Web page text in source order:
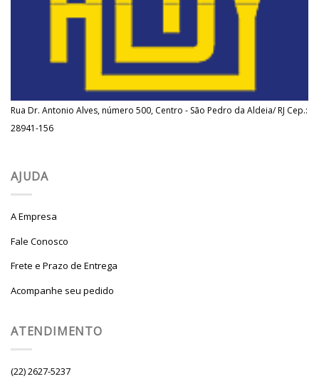
Rua Dr. Antonio Alves, número 500, Centro - São Pedro da Aldeia/ RJ Cep.:
28941-156
AJUDA
A Empresa
Fale Conosco
Frete e Prazo de Entrega
Acompanhe seu pedido
ATENDIMENTO
(22) 2627-5237